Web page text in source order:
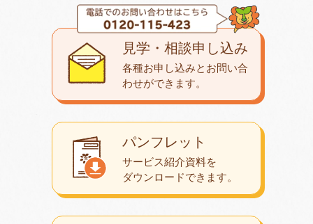
パンフレット
サービス紹介資料を
ダウンロードできます。
見学・相談申し込み
各種お申し込みとお問い合
わせができます。